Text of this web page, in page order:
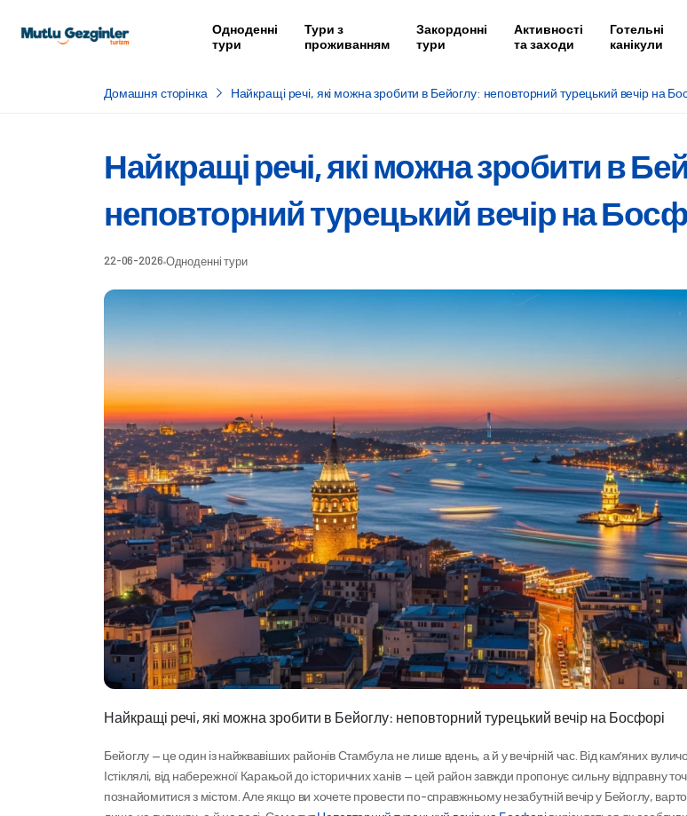
Одноденні
тури
Тури з
проживанням
Закордонні
тури
Активності
та заходи
Готельні
канікули
Домашня сторінка Найкращі речі, які можна зробити в Бейоглу: неповторний турецький вечір на
Найкращі речі, які можна зробити в
неповторний турецький вечір на
22-06-2026 Одноденні тури
Найкращі речі, які можна зробити в Бейоглу: неповторний турецький вечір на Босфорі
Бейоглу — це один із найжвавіших районів Стамбула не лише вдень, а й у вечірній час. Від кам’яних
Істіклялі, від набережної Каракьой до історичних ханів — цей район завжди пропонує сильну відправну
познайомитися з містом. Але якщо ви хочете провести по-справжньому незабутній вечір у Бейоглу,